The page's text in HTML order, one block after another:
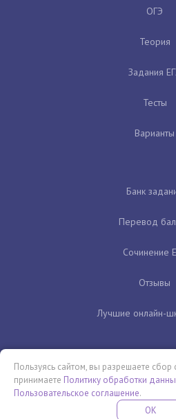
ОГЭ
Теория
Задания
Тесты
Варианты
Банк
Перевод
Сочинение
Отзывы
Лучшие онлайн-
Бесплатная летняя школа
Пользуясь сайтом, вы разрешаете
принимаете Политику обработки
Пользовательское соглашение.
OK